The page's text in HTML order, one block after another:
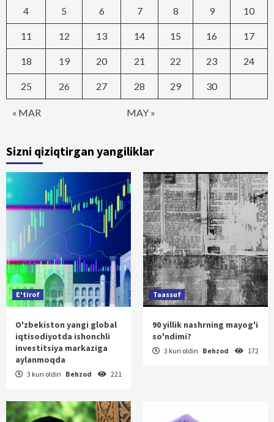
« MAR MAY »
4 5 6 7 8 9 10
11 12 13 14 15 16 17
18 19 20 21 22 23 24
25 26 27 28 29 30
Sizni qiziqtirgan yangiliklar
E'tirof
O'zbekiston yangi global
iqtisodiyotda ishonchli
investitsiya markaziga
aylanmoqda
3 kun oldin Behzod 221
Taassuf
90 yillik nashrning mayog'i
so'ndimi?
3 kun oldin Behzod 172